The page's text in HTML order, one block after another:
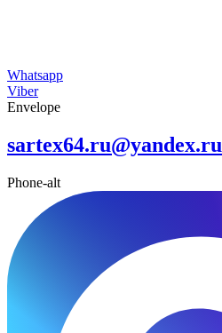
Whatsapp
Viber
Envelope
sartex64.ru@yandex.ru
Phone-alt